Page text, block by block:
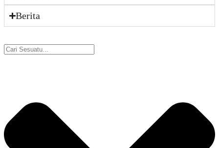
Berita